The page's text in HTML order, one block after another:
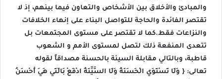
والمبادئ والأخلاق بين الأشخاص والتعاون فيما بينهم، إذ لا
تقتصر الفائدة والحاجة للتواصل البناء على إنهاء الخلافات
والنزاعات فقط.كما لا تقتصر على مستوى المجتمعات بل
تتعدى المنفعة ذلك لتصل لمستوى الأمم و الشعوب
قاطبة، وبالتالي مقابلة السيئة بالحسنة مصداقاً لقوله
تعالى: { وَلَا تَسْتَوِي الْحَسَنَةُ وَلَا السَّيِّنَةُ ادْفَعْ بِالّتِي هِيَ أَحْسَنُ